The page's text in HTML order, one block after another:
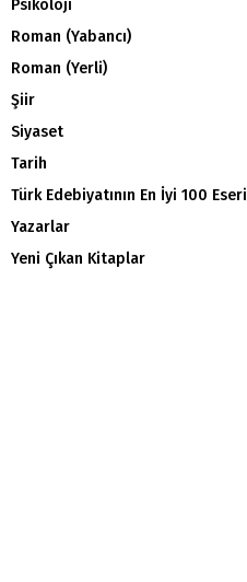
Psikoloji
Roman (Yabancı)
Roman (Yerli)
Şiir
Siyaset
Tarih
Türk Edebiyatının En İyi 100 Eseri
Yazarlar
Yeni Çıkan Kitaplar